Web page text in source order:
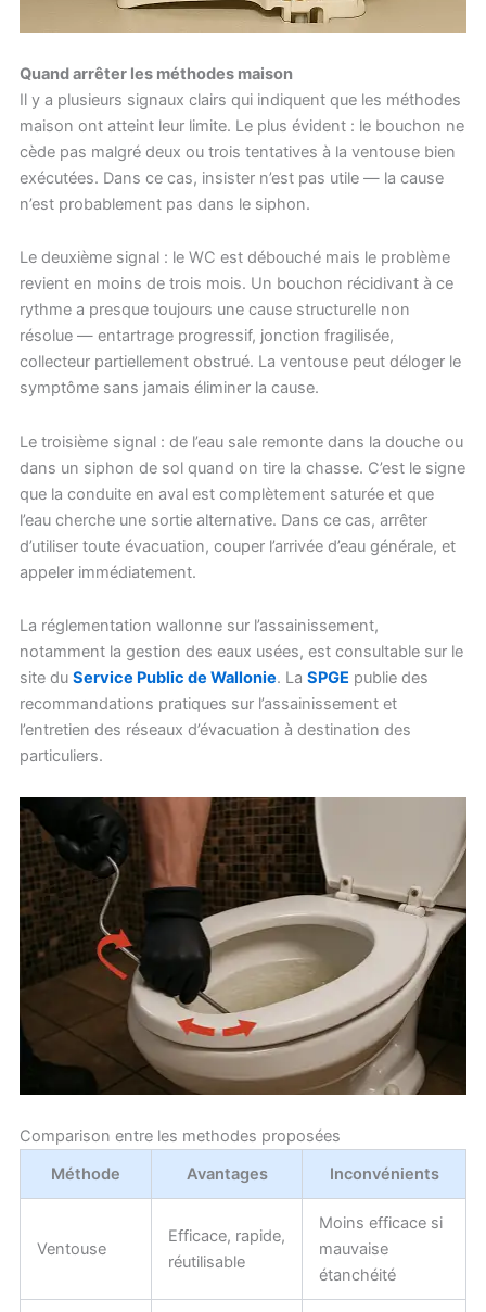
Quand arrêter les méthodes maison
Il y a plusieurs signaux clairs qui indiquent que les méthodes
maison ont atteint leur limite. Le plus évident : le bouchon ne
cède pas malgré deux ou trois tentatives à la ventouse bien
exécutées. Dans ce cas, insister n’est pas utile — la cause
n’est probablement pas dans le siphon.
Le deuxième signal : le WC est débouché mais le problème
revient en moins de trois mois. Un bouchon récidivant à ce
rythme a presque toujours une cause structurelle non
résolue — entartrage progressif, jonction fragilisée,
collecteur partiellement obstrué. La ventouse peut déloger le
symptôme sans jamais éliminer la cause.
Le troisième signal : de l’eau sale remonte dans la douche ou
dans un siphon de sol quand on tire la chasse. C’est le signe
que la conduite en aval est complètement saturée et que
l’eau cherche une sortie alternative. Dans ce cas, arrêter
d’utiliser toute évacuation, couper l’arrivée d’eau générale, et
appeler immédiatement.
La réglementation wallonne sur l’assainissement,
notamment la gestion des eaux usées, est consultable sur le
site du Service Public de Wallonie. La SPGE publie des
recommandations pratiques sur l’assainissement et
l’entretien des réseaux d’évacuation à destination des
particuliers.
Comparison entre les methodes proposées
Méthode
Avantages Inconvénients
Ventouse
Efficace, rapide,
réutilisable
Moins efficace si
mauvaise
étanchéité